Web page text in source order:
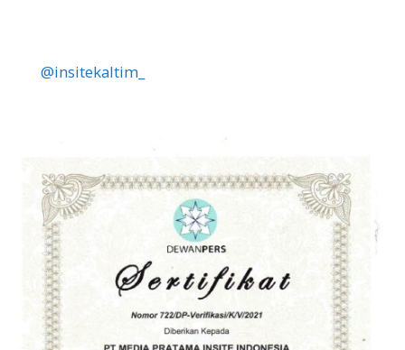
@insitekaltim_